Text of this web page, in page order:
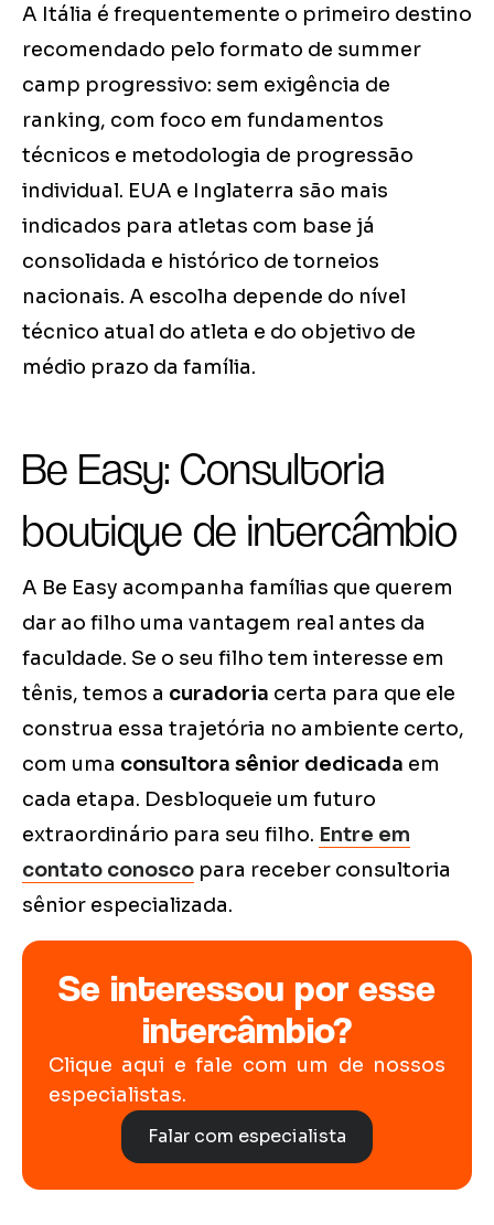
A Itália é frequentemente o primeiro destino
recomendado pelo formato de summer
camp progressivo: sem exigência de
ranking, com foco em fundamentos
técnicos e metodologia de progressão
individual. EUA e Inglaterra são mais
indicados para atletas com base já
consolidada e histórico de torneios
nacionais. A escolha depende do nível
técnico atual do atleta e do objetivo de
médio prazo da família.
Be Easy: Consultoria
boutique de intercâmbio
A Be Easy acompanha famílias que querem
dar ao filho uma vantagem real antes da
faculdade. Se o seu filho tem interesse em
tênis, temos a curadoria certa para que ele
construa essa trajetória no ambiente certo,
com uma consultora sênior dedicada em
cada etapa. Desbloqueie um futuro
extraordinário para seu filho. Entre em
contato conosco para receber consultoria
sênior especializada.
Se interessou por esse
intercâmbio?
Clique aqui e fale com um de nossos
especialistas.
Falar com especialista